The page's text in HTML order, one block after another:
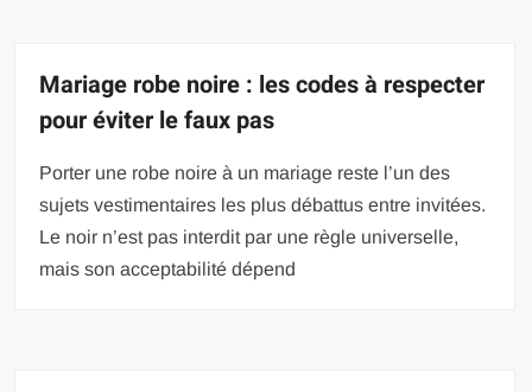
Mariage robe noire : les codes à respecter
pour éviter le faux pas
Porter une robe noire à un mariage reste l’un des
sujets vestimentaires les plus débattus entre invitées.
Le noir n’est pas interdit par une règle universelle,
mais son acceptabilité dépend